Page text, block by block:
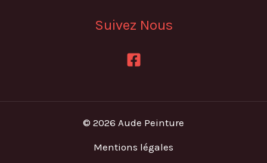
Suivez Nous
© 2026 Aude Peinture
Mentions légales